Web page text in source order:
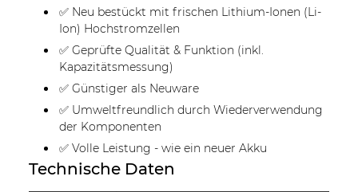
✅ Neu bestückt mit frischen Lithium-Ionen (Li-
Ion) Hochstromzellen
✅ Geprüfte Qualität & Funktion (inkl.
Kapazitätsmessung)
✅ Günstiger als Neuware
✅ Umweltfreundlich durch Wiederverwendung
der Komponenten
✅ Volle Leistung - wie ein neuer Akku
Technische Daten